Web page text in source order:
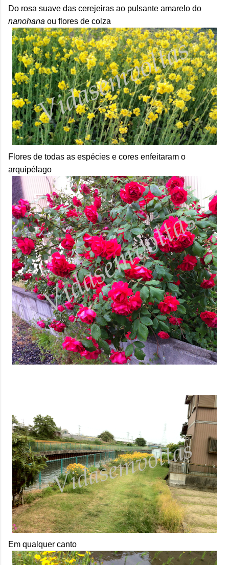
Do rosa suave das cerejeiras ao pulsante amarelo do
nanohana ou flores de colza
Flores de todas as espécies e cores enfeitaram o
arquipélago
Em qualquer canto